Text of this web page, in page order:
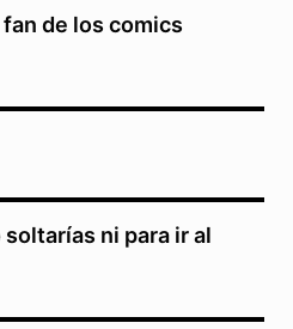
de los comics
ni para ir al